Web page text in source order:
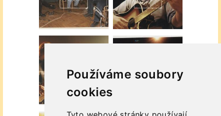
Používáme soubory
cookies